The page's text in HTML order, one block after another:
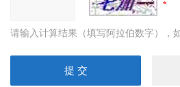
请输入计算结果（填写阿拉伯数字），